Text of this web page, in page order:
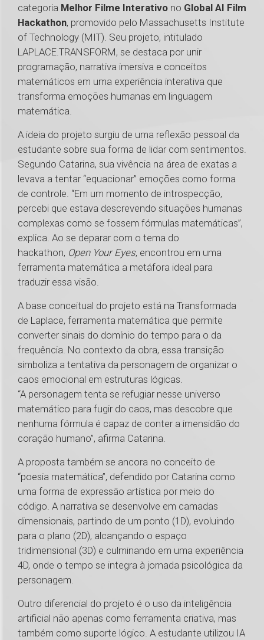
categoria Melhor Filme Interativo no Global AI Film
Hackathon, promovido pelo Massachusetts Institute
of Technology (MIT). Seu projeto, intitulado
LAPLACE.TRANSFORM, se destaca por unir
programação, narrativa imersiva e conceitos
matemáticos em uma experiência interativa que
transforma emoções humanas em linguagem
matemática.
A ideia do projeto surgiu de uma reflexão pessoal da
estudante sobre sua forma de lidar com sentimentos.
Segundo Catarina, sua vivência na área de exatas a
levava a tentar “equacionar” emoções como forma
de controle. “Em um momento de introspecção,
percebi que estava descrevendo situações humanas
complexas como se fossem fórmulas matemáticas”,
explica. Ao se deparar com o tema do
hackathon, Open Your Eyes, encontrou em uma
ferramenta matemática a metáfora ideal para
traduzir essa visão.
A base conceitual do projeto está na Transformada
de Laplace, ferramenta matemática que permite
converter sinais do domínio do tempo para o da
frequência. No contexto da obra, essa transição
simboliza a tentativa da personagem de organizar o
caos emocional em estruturas lógicas.
“A personagem tenta se refugiar nesse universo
matemático para fugir do caos, mas descobre que
nenhuma fórmula é capaz de conter a imensidão do
coração humano”, afirma Catarina.
A proposta também se ancora no conceito de
“poesia matemática”, defendido por Catarina como
uma forma de expressão artística por meio do
código. A narrativa se desenvolve em camadas
dimensionais, partindo de um ponto (1D), evoluindo
para o plano (2D), alcançando o espaço
tridimensional (3D) e culminando em uma experiência
4D, onde o tempo se integra à jornada psicológica da
personagem.
Outro diferencial do projeto é o uso da inteligência
artificial não apenas como ferramenta criativa, mas
também como suporte lógico. A estudante utilizou IA